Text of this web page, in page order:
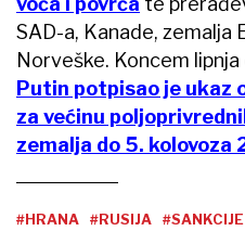
SAD-a, Kanade, zemalja
Norveške. Koncem
Putin potpisao je ukaz
za većinu
zemalja do 5. kolovoza
#HRANA #RUSIJA #SANKCIJE